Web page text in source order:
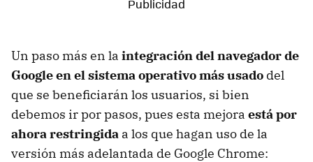
Un paso más en la integración del navegador de
Google en el sistema operativo más usado del
que se beneficiarán los usuarios, si bien
debemos ir por pasos, pues esta mejora está por
ahora restringida a los que hagan uso de la
versión más adelantada de Google Chrome: